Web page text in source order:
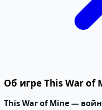
Об игре This War of
This War of Mine —